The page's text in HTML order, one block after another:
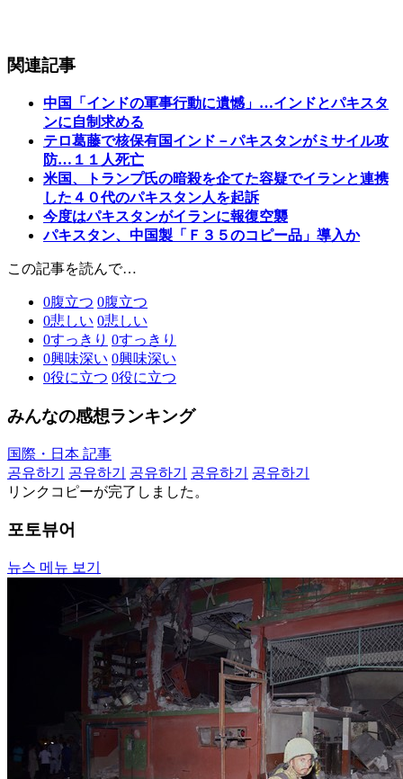
関連記事
中国「インドの軍事行動に遺憾」…インドとパキスタ
ンに自制求める
テロ葛藤で核保有国インド－パキスタンがミサイル攻
防…１１人死亡
米国、トランプ氏の暗殺を企てた容疑でイランと連携
した４０代のパキスタン人を起訴
今度はパキスタンがイランに報復空襲
パキスタン、中国製「Ｆ３５のコピー品」導入か
この記事を読んで…
0腹立つ 0腹立つ
0悲しい 0悲しい
0すっきり 0すっきり
0興味深い 0興味深い
0役に立つ 0役に立つ
みんなの感想ランキング
国際・日本 記事
공유하기
공유하기 공유하기 공유하기
공유하기
リンクコピーが完了しました。
포토뷰어
뉴스 메뉴 보기